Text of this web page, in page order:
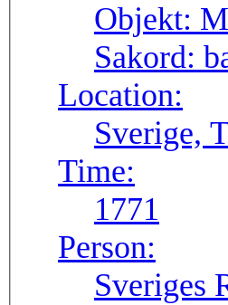
Objekt:
Sakord:
Location:
Sverige,
Time:
1771
Person:
Sveriges